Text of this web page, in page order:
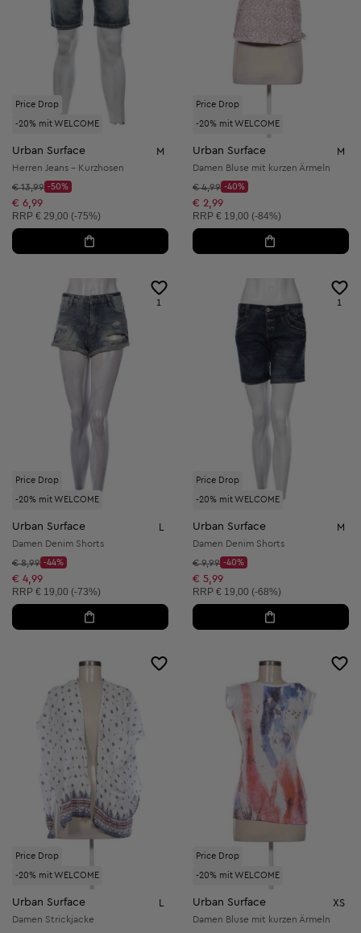
Price Drop
-20% mit WELCOME
Urban Surface M
Herren Jeans - Kurzhosen
Startpreis:
€ 13,99
Discount Price:
-50%
Reduzierter Preis:
€ 6,99
Unverbindliche Preisempfehlung:
RRP € 29,00 (-75%)
Price Drop
-20% mit WELCOME
Urban Surface M
Damen Bluse mit kurzen Ärmeln
Startpreis:
€ 4,99
Discount Price:
-40%
Reduzierter Preis:
€ 2,99
Unverbindliche Preisempfehlung:
RRP € 19,00 (-84%)
Price Drop
-20% mit WELCOME
1
Urban Surface L
Damen Denim Shorts
Startpreis:
€ 8,99
Discount Price:
-44%
Reduzierter Preis:
€ 4,99
Unverbindliche Preisempfehlung:
RRP € 19,00 (-73%)
Price Drop
-20% mit WELCOME
1
Urban Surface M
Damen Denim Shorts
Startpreis:
€ 9,99
Discount Price:
-40%
Reduzierter Preis:
€ 5,99
Unverbindliche Preisempfehlung:
RRP € 19,00 (-68%)
Price Drop
-20% mit WELCOME
Urban Surface
Damen Strickjacke
Price Drop
-20% mit WELCOME
Urban Surface XS
Damen Bluse mit kurzen Ärmeln